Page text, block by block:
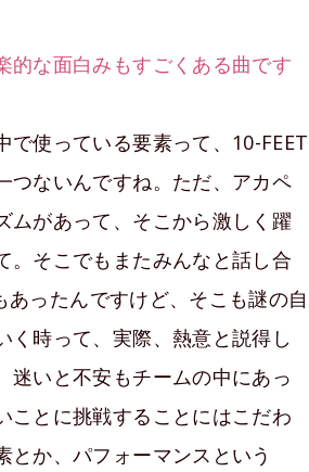
的な面白みもすごくある曲です
使っている要素って、10-FEET
つないんですね。ただ、アカペ
ムがあって、そこから激しく躍
。そこでもまたみんなと話し合
ったんですけど、そこも謎の自
時って、実際、熱意と説得し
迷いと不安もチームの中にあっ
ことに挑戦することにはこだわ
とか、パフォーマンスという